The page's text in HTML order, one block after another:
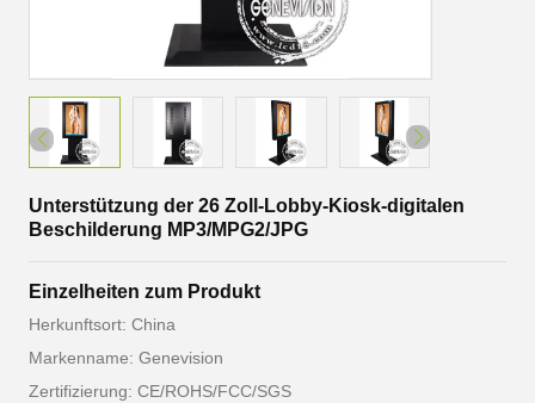
Unterstützung der 26 Zoll-Lobby-Kiosk-digitalen
Beschilderung MP3/MPG2/JPG
Einzelheiten zum Produkt
Herkunftsort: China
Markenname: Genevision
Zertifizierung: CE/ROHS/FCC/SGS